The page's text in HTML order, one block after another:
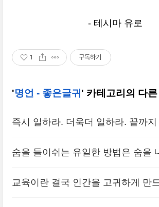
- 테시마 유로
1 구독하기
'명언 - 좋은글귀 ' 카테고리의 다
즉시 일하라. 더욱더 일하라. 끝까지
숨을 들이쉬는 유일한 방법은 숨을
교육이란 결국 인간을 고귀하게 만